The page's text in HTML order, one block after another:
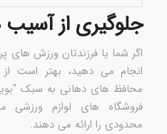
جلوگیری از
اگر شما یا فرزندتان ورزش های
انجام می دهید، بهتر است
محافظ های دهانی به سبک
فروشگاه های لوازم
محدودی را ارائه می دهند.